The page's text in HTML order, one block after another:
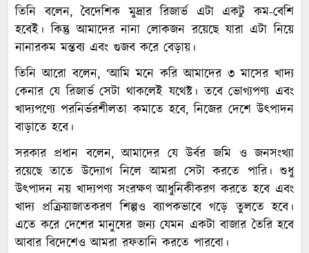
তিনি বলেন, বৈদেশিক মুদ্রার রিজার্ভ এটা একটু কম-বেশি
হবেই। কিন্তু আমাদের নানা লোকজন রয়েছে যারা এটা নিয়ে
নানারকম মন্তব্য এবং গুজব করে বেড়ায়।
তিনি আরো বলেন, ‘আমি মনে করি আমাদের ৩ মাসের খাদ্য
কেনার যে রিজার্ভ সেটা থাকলেই যথেষ্ট। তবে ভোগ্যপণ্য এবং
খাদ্যপণ্যে পরনির্ভরশীলতা কমাতে হবে, নিজের দেশে উৎপাদন
বাড়াতে হবে।
সরকার প্রধান বলেন, আমাদের যে উর্বর জমি ও জনসংখ্যা
রয়েছে তাতে উদ্যোগ নিলে আমরা সেটা করতে পারি। শুধু
উৎপাদন নয় খাদ্যপণ্য সংরক্ষণ আধুনিকীকরণ করতে হবে এবং
খাদ্য প্রক্রিয়াজাতকরণ শিল্পও ব্যাপকভাবে গড়ে তুলতে হবে।
এতে করে দেশের মানুষের জন্য যেমন একটা বাজার তৈরি হবে
আবার বিদেশেও আমরা রফতানি করতে পারবো।